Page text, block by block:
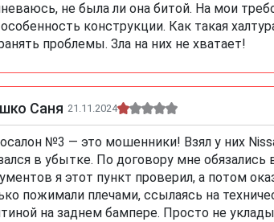
не была ли она битой. На мои
конструкции. Как такая
проблемы. Зла на них не хватает!
Саня 21.11.2024
№3 — это мошенники! Взял у них
в убытке. По договору мне
я этот пункт проверил, а потом
пожимали плечами, ссылаясь на
на заднем бампере. Просто не